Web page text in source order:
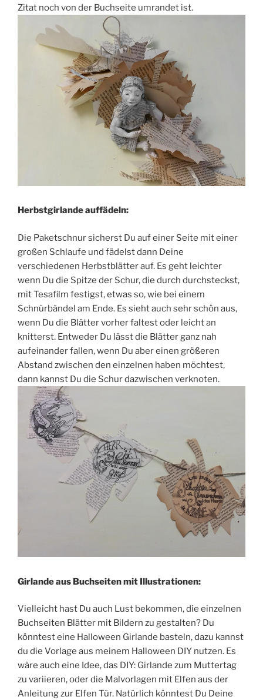
Zitat noch von der Buchseite umrandet ist.
Herbstgirlande auffädeln:
Die Paketschnur sicherst Du auf einer Seite mit einer
großen Schlaufe und fädelst dann Deine
verschiedenen Herbstblätter auf. Es geht leichter
wenn Du die Spitze der Schur, die durch durchsteckst,
mit Tesafilm festigst, etwas so, wie bei einem
Schnürbändel am Ende. Es sieht auch sehr schön aus,
wenn Du die Blätter vorher faltest oder leicht an
knitterst. Entweder Du lässt die Blätter ganz nah
aufeinander fallen, wenn Du aber einen größeren
Abstand zwischen den einzelnen haben möchtest,
dann kannst Du die Schur dazwischen verknoten.
Girlande aus Buchseiten mit Illustrationen:
Vielleicht hast Du auch Lust bekommen, die einzelnen
Buchseiten Blätter mit Bildern zu gestalten? Du
könntest eine Halloween Girlande basteln, dazu kannst
du die Vorlage aus meinem Halloween DIY nutzen. Es
wäre auch eine Idee, das DIY: Girlande zum Muttertag
zu variieren, oder die Malvorlagen mit Elfen aus der
Anleitung zur Elfen Tür. Natürlich könntest Du Deine